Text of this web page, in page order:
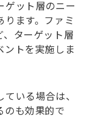
ゲット層のニー
ます。ファミ
、ターゲット層
ントを実施しま
いる場合は、
のも効果的で